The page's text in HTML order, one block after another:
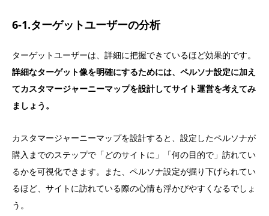
6-1.ターゲットユーザーの分析
ターゲットユーザーは、詳細に把握できているほど効果的です。
詳細なターゲット像を明確にするためには、ペルソナ設定に加え
てカスタマージャーニーマップを設計してサイト運営を考えてみ
ましょう。
カスタマージャーニーマップを設計すると、設定したペルソナが
購入までのステップで「どのサイトに」「何の目的で」訪れてい
るかを可視化できます。また、ペルソナ設定が掘り下げられてい
るほど、サイトに訪れている際の心情も浮かびやすくなるでしょ
う。